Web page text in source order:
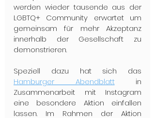
werden wieder tausende aus der
LGBTQ+ Community erwartet um
gemeinsam für mehr Akzeptanz
innerhalb der Gesellschaft zu
demonstrieren.
Hamburger Abendblatt in
Zusammenarbeit mit Instagram
eine besondere Aktion einfallen